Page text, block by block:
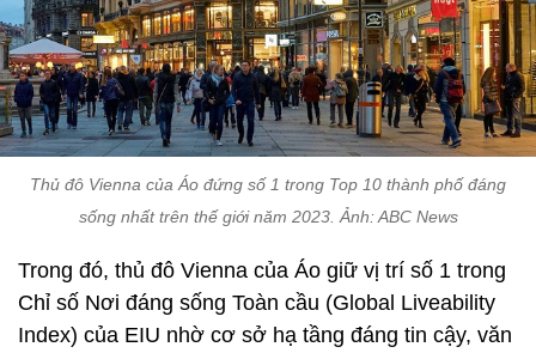
Thủ đô Vienna của Áo đứng số 1 trong Top 10 thành phố đáng
sống nhất trên thế giới năm 2023. Ảnh: ABC News
Trong đó, thủ đô Vienna của Áo giữ vị trí số 1 trong
Chỉ số Nơi đáng sống Toàn cầu (Global Liveability
Index) của EIU nhờ cơ sở hạ tầng đáng tin cậy, văn